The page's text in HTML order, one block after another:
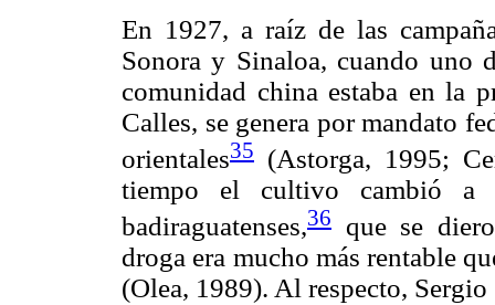
En 1927, a raíz de las
Sonora y Sinaloa, cuando uno
comunidad china estaba en la
Calles, se genera por mandato
orientales35
(Astorga, 1995;
tiempo el cultivo cambió a
badiraguatenses,36
que se
droga era mucho más rentable
(Olea, 1989). Al respecto, Sergio